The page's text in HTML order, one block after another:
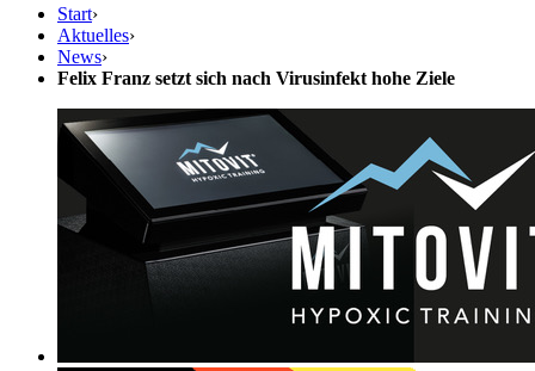
Start›
Aktuelles›
News›
Felix Franz setzt sich nach Virusinfekt hohe Ziele